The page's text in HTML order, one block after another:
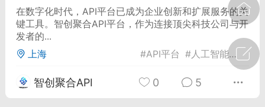
中英翻译
事想用上客户端...
智狐AI工作台
1
在数字化时代，API平台已成为企业创新和扩展服务的关
键工具。智创聚合API平台，作为连接顶尖科技公司与开
发者的...
上海
#API平台 #人工智能 # 企业
智创聚合API 0 5